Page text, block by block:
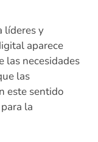
líderes y
aparece
las necesidades
las
este sentido
la